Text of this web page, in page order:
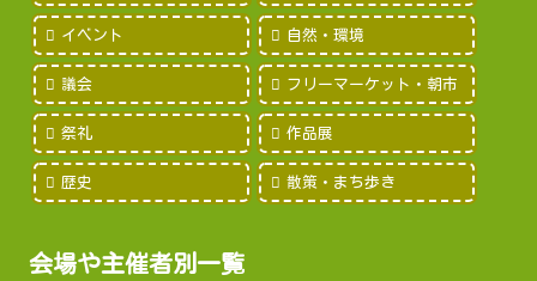
イベント 自然・環境
議会 フリーマーケット・朝市
祭礼 作品展
歴史 散策・まち歩き
会場や主催者別一覧